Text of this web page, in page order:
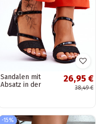
Sandalen mit
Absatz in der
26,95 €
38,49 €
-15%